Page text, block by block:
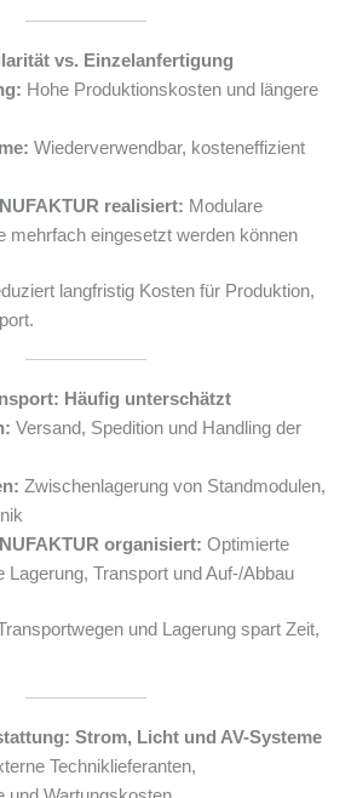
vs. Einzelanfertigung
Hohe Produktionskosten und längere
Wiederverwendbar, kosteneffizient
realisiert: Modulare
mehrfach eingesetzt werden können
langfristig Kosten für Produktion,
Häufig unterschätzt
Versand, Spedition und Handling der
Zwischenlagerung von Standmodulen,
organisiert: Optimierte
Lagerung, Transport und Auf-/Abbau
und Lagerung spart Zeit,
Strom, Licht und AV-Systeme
Techniklieferanten,